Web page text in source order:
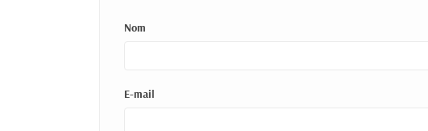
Nom
E-mail